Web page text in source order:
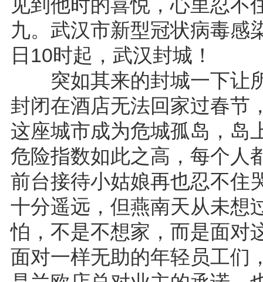
见到他时的喜悦，心里忍不
九。武汉市新型冠状病毒感
日10时起，武汉封城！
突如其来的封城一下让所
封闭在酒店无法回家过春节
这座城市成为危城孤岛，岛
危险指数如此之高，每个人
前台接待小姑娘再也忍不住
十分遥远，但燕南天从未想
怕，不是不想家，而是面对
面对一样无助的年轻员工们